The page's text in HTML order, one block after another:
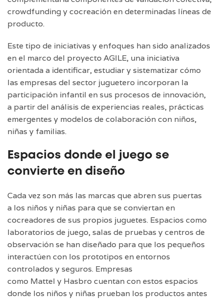
crowdfunding y cocreación en determinadas líneas de
producto.
Este tipo de iniciativas y enfoques han sido analizados
en el marco del proyecto AGILE, una iniciativa
orientada a identificar, estudiar y sistematizar cómo
las empresas del sector juguetero incorporan la
participación infantil en sus procesos de innovación,
a partir del análisis de experiencias reales, prácticas
emergentes y modelos de colaboración con niños,
niñas y familias.
Espacios donde el juego se
convierte en diseño
Cada vez son más las marcas que abren sus puertas
a los niños y niñas para que se conviertan en
cocreadores de sus propios juguetes. Espacios como
laboratorios de juego, salas de pruebas y centros de
observación se han diseñado para que los pequeños
interactúen con los prototipos en entornos
controlados y seguros. Empresas
como Mattel y Hasbro cuentan con estos espacios
donde los niños y niñas prueban los productos antes